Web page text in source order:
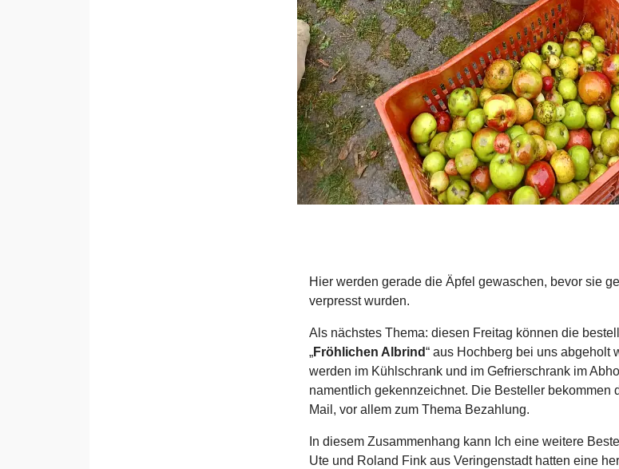
Hier werden gerade die Äpfel gewaschen, bevor sie
verpresst wurden.
Als nächstes Thema: diesen Freitag können die
„Fröhlichen Albrind“ aus Hochberg bei uns abgeholt
werden im Kühlschrank und im Gefrierschrank im
namentlich gekennzeichnet. Die Besteller bekommen
Mail, vor allem zum Thema Bezahlung.
In diesem Zusammenhang kann Ich eine weitere
Ute und Roland Fink aus Veringenstadt hatten eine